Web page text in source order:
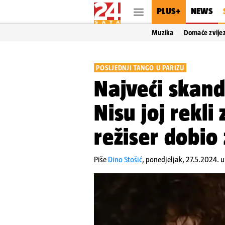
PLUS+ NEWS
Muzika Domaće
POSLJEDNJI TANGO U PARIZU
Najveći
Nisu joj rekli
režiser
Piše Dino Stošić, ponedjeljak, 27.5.2024.